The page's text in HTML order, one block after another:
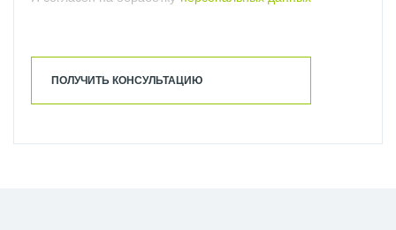
ПОЛУЧИТЬ КОНСУЛЬТАЦИЮ